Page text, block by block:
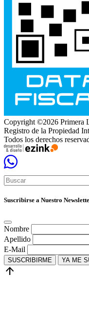
Copyright ©2026 Primera
Registro de la Propiedad
Todos los derechos
Suscribirse a Nuestro
Nombre
Apellido
E-Mail
SUSCRIBIRME YA ME
arrow_upward